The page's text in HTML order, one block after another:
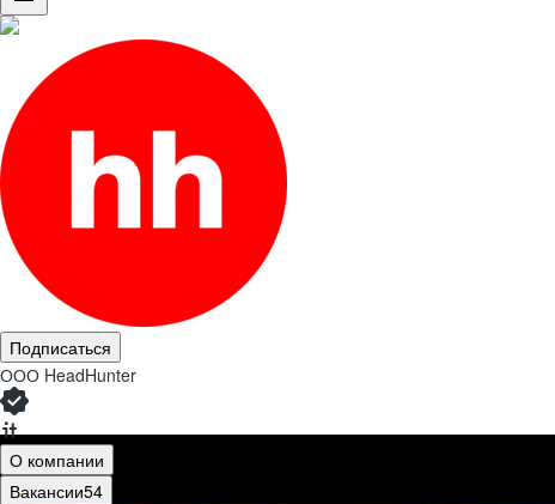
Подписаться
ООО HeadHunter
О компании
Вакансии54